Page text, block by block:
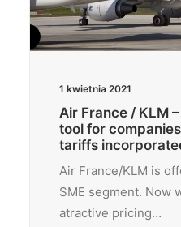
1 kwietnia 2021
Air France / KLM
tool for
tariffs
Air France/KLM is
SME segment. Now
atractive pricing…